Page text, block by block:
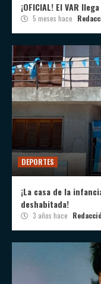
¡OFICIAL! El VAR
5 meses hace
DEPORTES
¡La casa de la
deshabitada!
3 años hace